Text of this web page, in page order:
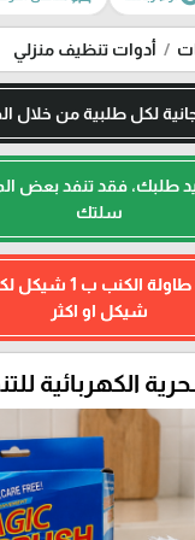
أدوات تنظيف منزلي
لكل طلبية من خلال
طلبك، فقد تنفد بعض
سلتك
شيكل او اكثر
الكهربائية